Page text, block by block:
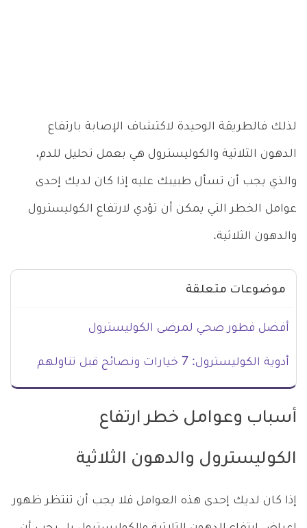
لذلك فالطريقة الوحيدة لاكتشاف الإصابة بارتفاع
الدهون الثلاثية والكوليسترول هي بعمل تحليل للدم،
والذي يجب أن تسأل طبيبك عليه إذا كان لديك إحدى
عوامل الخطر التي يمكن أن تؤدي لارتفاع الكوليسترول
والدهون الثلاثية.
موضوعات متعلقة
أفضل فطور صحي لمرضى الكوليسترول
أدوية الكوليسترول: 7 خيارات ونصائح قبل تناولهم
أسباب وعوامل خطر ارتفاع
الكوليسترول والدهون الثلاثية
إذا كان لديك إحدى هذه العوامل فلا يجب أن تنتظر ظهور